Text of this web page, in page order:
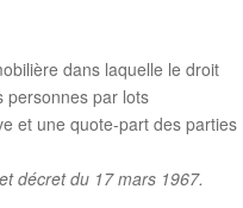
dans laquelle le droit
personnes par lots
et une quote-part des parties
décret du 17 mars 1967.